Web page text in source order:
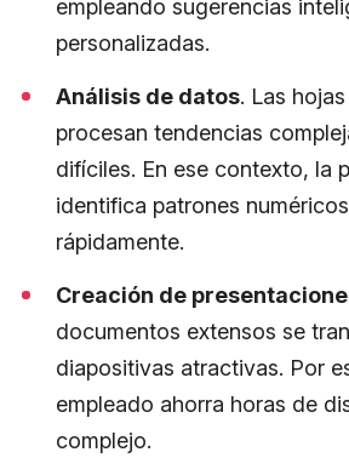
empleando sugerencias
personalizadas.
Análisis de datos. Las
procesan tendencias
difíciles. En ese contexto, la
identifica patrones
rápidamente.
Creación de
documentos extensos se
diapositivas atractivas. Por
empleado ahorra horas de
complejo.